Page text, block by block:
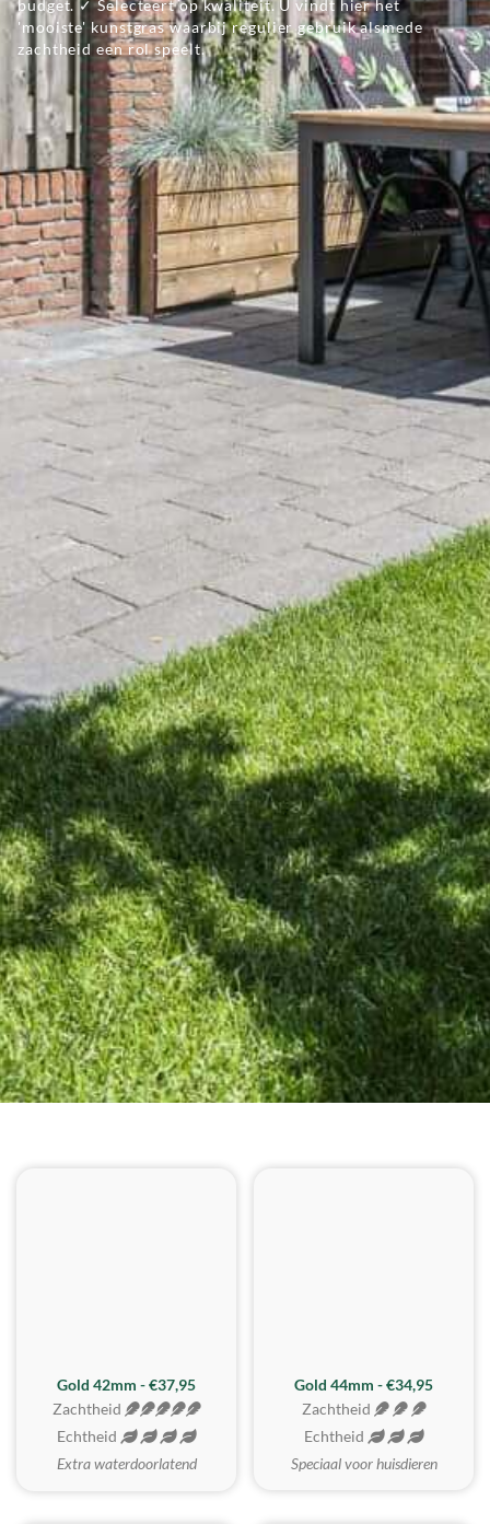
budget. ✓ Selecteert op kwaliteit. U vindt hier het
'mooiste' kunstgras waarbij regulier gebruik alsmede
zachtheid een rol speelt.
ZACHTSTE
Gold 42mm - €37,95
Zachtheid
Echtheid
Extra waterdoorlatend
Gold 44mm - €34,95
Zachtheid
Echtheid
Speciaal voor huisdieren